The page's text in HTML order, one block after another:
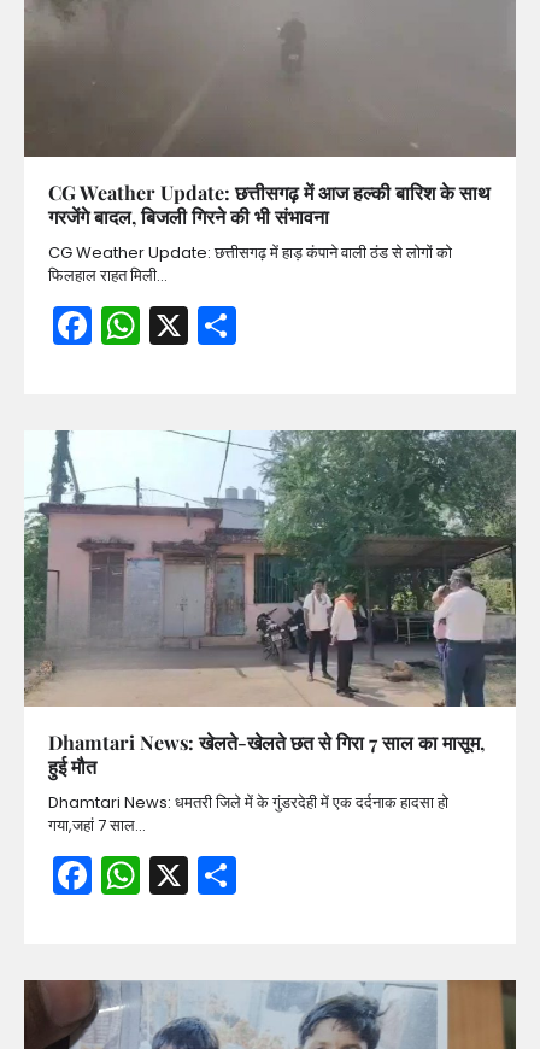
CG Weather Update: छत्तीसगढ़ में आज हल्की बारिश के साथ
गरजेंगे बादल, बिजली गिरने की भी संभावना
CG Weather Update: छत्तीसगढ़ में हाड़ कंपाने वाली ठंड से लोगों को
फिलहाल राहत मिली…
Facebook
WhatsApp
X
Dhamtari News: खेलते-खेलते छत से गिरा 7 साल का मासूम,
हुई मौत
Dhamtari News: धमतरी जिले में के गुंडरदेही में एक दर्दनाक हादसा हो
गया,जहां 7 साल…
Facebook
WhatsApp
X